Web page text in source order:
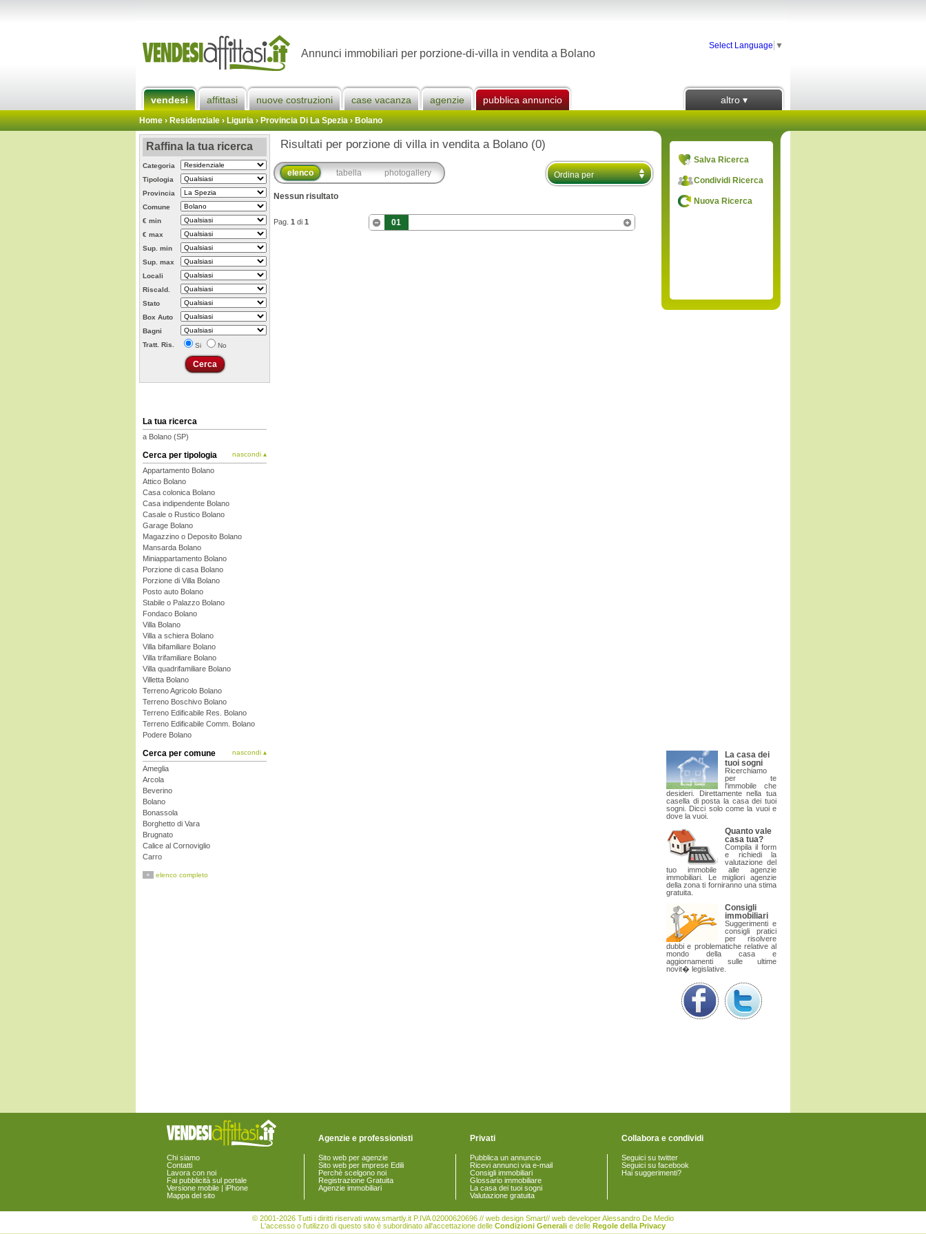
Annunci immobiliari per porzione-di-villa in vendita a Bolano
vendesi affittasi nuove costruzioni case vacanza agenzie pubblica annuncio altro ▾
Select Language ▼
Home› Residenziale › Liguria ›Provincia Di La Spezia›Bolano
Raffina la tua ricerca
Categoria
Tipologia
Provincia
Comune
€ min
€ max
Sup. min
Sup. max
Locali
Riscald.
Stato
Box Auto
Bagni
Tratt. Ris.
Si No
La tua ricerca
a Bolano (SP)
Cerca per tipologia nascondi ▴
Appartamento Bolano
Attico Bolano
Casa colonica Bolano
Casa indipendente Bolano
Casale o Rustico Bolano
Garage Bolano
Magazzino o Deposito Bolano
Mansarda Bolano
Miniappartamento Bolano
Porzione di casa Bolano
Porzione di Villa Bolano
Posto auto Bolano
Stabile o Palazzo Bolano
Fondaco Bolano
Villa Bolano
Villa a schiera Bolano
Villa bifamiliare Bolano
Villa trifamiliare Bolano
Villa quadrifamiliare Bolano
Villetta Bolano
Terreno Agricolo Bolano
Terreno Boschivo Bolano
Terreno Edificabile Res. Bolano
Terreno Edificabile Comm. Bolano
Podere Bolano
Cerca per comune nascondi ▴
Ameglia
Arcola
Beverino
Bolano
Bonassola
Borghetto di Vara
Brugnato
Calice al Cornoviglio
Carro
Castelnuovo Magra
+ elenco completo
Risultati per porzione di villa in vendita a Bolano (0)
elenco tabella photogallery
Nessun risultato
Pag. 1 di 1 01
Salva Ricerca
Condividi Ricerca
Nuova Ricerca
La casa dei
tuoi sogni
Ricerchiamo
per te
l'immobile che
desideri. Direttamente nella tua
casella di posta la casa dei tuoi
sogni. Dicci solo come la vuoi e
dove la vuoi.
Quanto vale
casa tua?
Compila il form
e richiedi la
valutazione del
tuo immobile alle agenzie
immobiliari. Le migliori agenzie
della zona ti forniranno una stima
gratuita.
Consigli
immobiliari
Suggerimenti e
consigli pratici
per risolvere
dubbi e problematiche relative al
mondo della casa e
aggiornamenti sulle ultime
novit� legislative.
Chi siamo
Contatti
Lavora con noi
Fai pubblicità sul portale
Versione mobile | iPhone
Mappa del sito
Agenzie e professionisti
Sito web per agenzie
Sito web per imprese Edili
Perchè scelgono noi
Registrazione Gratuita
Agenzie immobiliari
Privati
Pubblica un annuncio
Ricevi annunci via e-mail
Consigli immobiliari
Glossario immobiliare
La casa dei tuoi sogni
Valutazione gratuita
Collabora e condividi
Seguici su twitter
Seguici su facebook
Hai suggerimenti?
© 2001-2026 Tutti i diritti riservati www.smartly.it P.IVA 02000620696 // web design Smart// web developer Alessandro De Medio
L'accesso o l'utilizzo di questo sito è subordinato all'accettazione delle Condizioni Generali e delle Regole della Privacy